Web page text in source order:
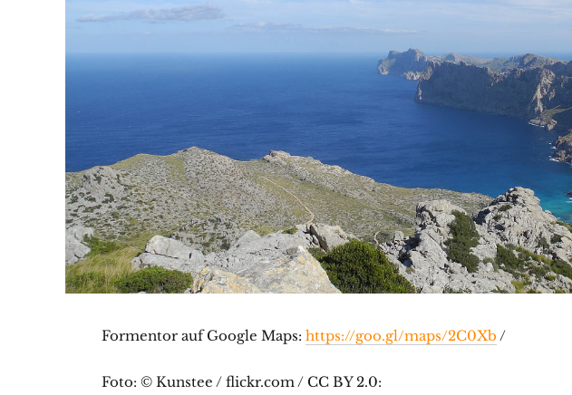
Formentor auf Google Maps: https://goo.gl/maps/2C0Xb /
Foto: © Kunstee / flickr.com / CC BY 2.0: